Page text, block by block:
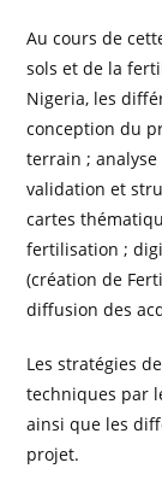
Au cours de
sols et de la
Nigeria, les
conception du
terrain ;
validation et
cartes
fertilisation ;
(création de
diffusion des
Les stratégies
techniques par
ainsi que les
projet.